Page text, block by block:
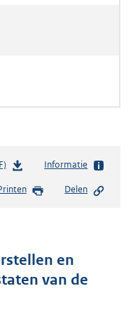
b
s
s
g
Informatie
Delen
en
van de